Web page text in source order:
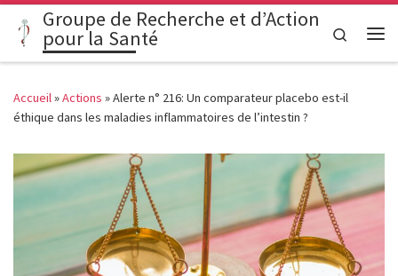
Passer au contenu
Groupe de Recherche et d’Action
pour la Santé
Search
Accueil»Actions »Alerte n° 216: Un comparateur placebo est-il
éthique dans les maladies inflammatoires de l’intestin ?